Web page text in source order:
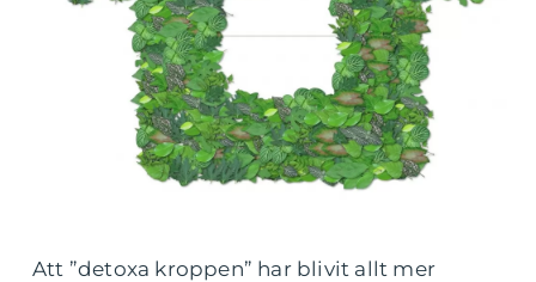
Att ”detoxa kroppen” har blivit allt mer